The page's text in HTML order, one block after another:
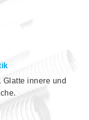
innere und